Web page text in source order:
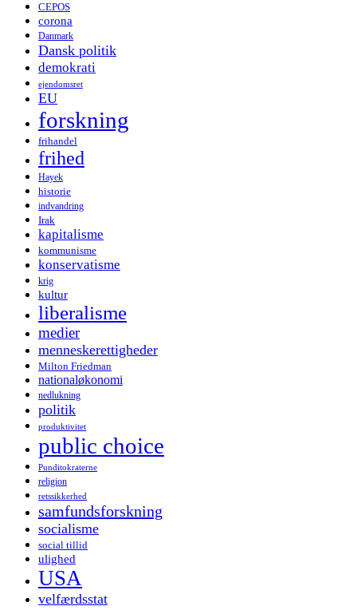
CEPOS
corona
Danmark
Dansk politik
demokrati
ejendomsret
EU
forskning
frihandel
frihed
Hayek
historie
indvandring
Irak
kapitalisme
kommunisme
konservatisme
krig
kultur
liberalisme
medier
menneskerettigheder
Milton Friedman
nationaløkonomi
nedlukning
politik
produktivitet
public choice
Punditokraterne
religion
retssikkerhed
samfundsforskning
socialisme
social tillid
ulighed
USA
velfærdsstat